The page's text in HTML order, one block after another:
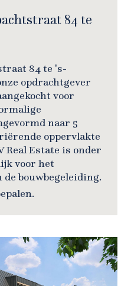
84 te
84 te 's-
opdrachtgever
voor
naar 5
oppervlakte
Real Estate is onder
voor het
bouwbegeleiding.